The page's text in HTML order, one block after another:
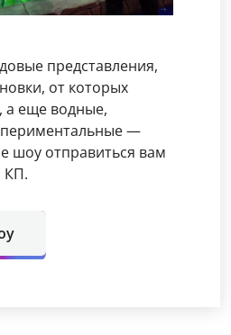
представления,
от которых
а еще водные,
—
шоу отправиться вам
КП.